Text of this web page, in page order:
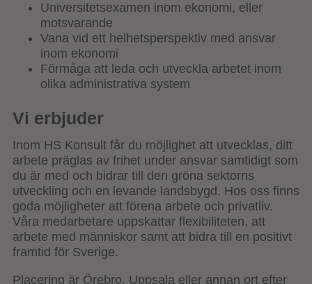
Universitetsexamen inom ekonomi, eller
motsvarande
Vana vid ett helhetsperspektiv med ansvar
inom ekonomi
Förmåga att leda och utveckla arbetet inom
olika administrativa system
Vi erbjuder
Inom HS Konsult får du möjlighet att utvecklas, ditt
arbete präglas av frihet under ansvar samtidigt som
du är med och bidrar till den gröna sektorns
utveckling och en levande landsbygd. Hos oss finns
goda möjligheter att förena arbete och privatliv.
Våra medarbetare uppskattar flexibiliteten, att
arbete med människor samt att bidra till en positivt
framtid för Sverige.
Placering är Örebro, Uppsala eller annan ort efter